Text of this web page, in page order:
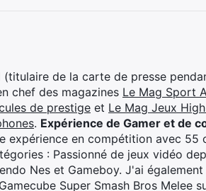
de la carte de presse
chef des magazines Le Mag Sport
de prestige et Le Mag Jeux
. Expérience de Gamer et de
expérience en compétition avec 55
: Passionné de jeux vidéo
Nes et Gameboy. J'ai
Super Smash Bros Melee